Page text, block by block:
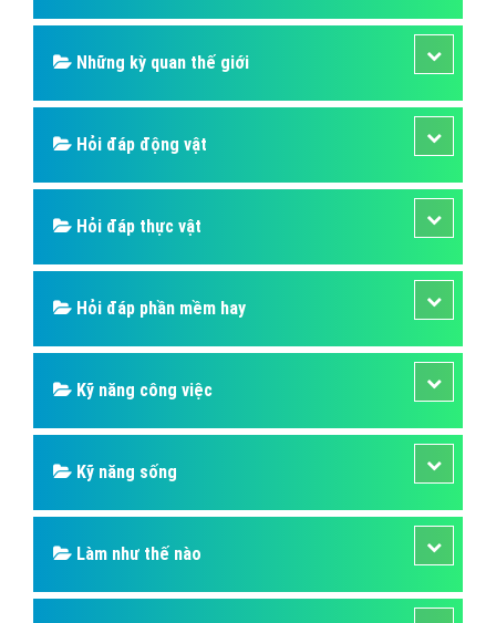
Những kỳ quan thế giới
Hỏi đáp động vật
Hỏi đáp thực vật
Hỏi đáp phần mềm hay
Kỹ năng công việc
Kỹ năng sống
Làm như thế nào